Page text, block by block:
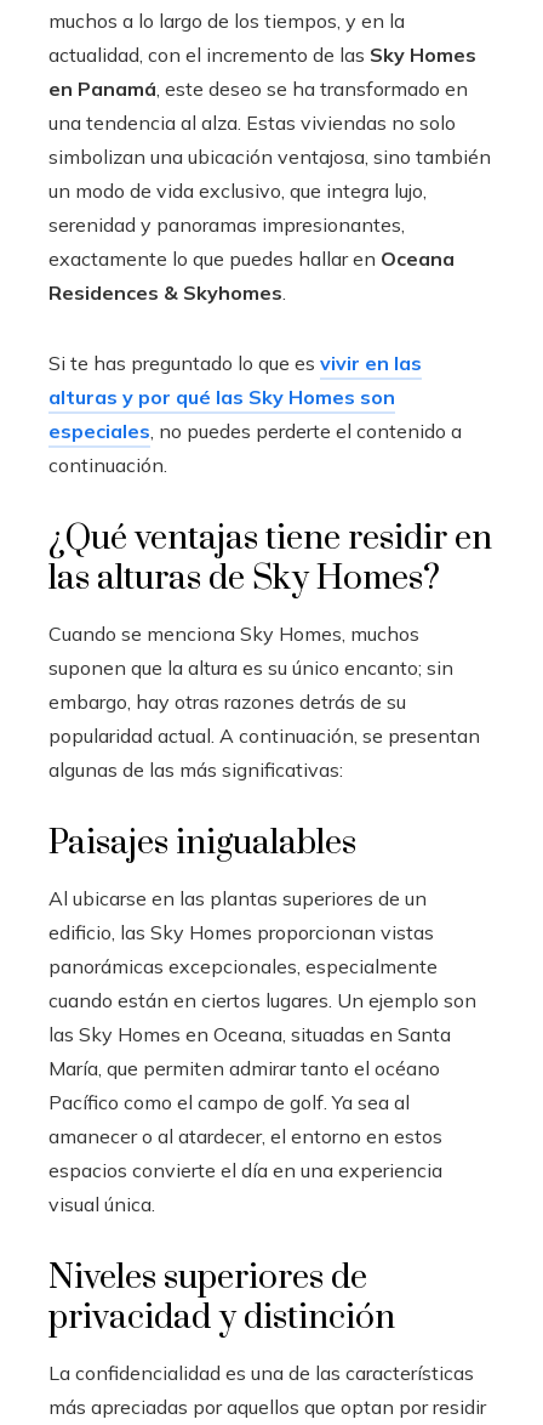
muchos a lo largo de los tiempos, y en la
actualidad, con el incremento de las Sky Homes
en Panamá , este deseo se ha transformado en
una tendencia al alza. Estas viviendas no solo
simbolizan una ubicación ventajosa, sino también
un modo de vida exclusivo, que integra lujo,
serenidad y panoramas impresionantes,
exactamente lo que puedes hallar en Oceana
Residences & Skyhomes
Si te has preguntado lo que es vivir en las
alturas y por qué las Sky Homes son
especiales , no puedes perderte el contenido a
continuación.
¿Qué ventajas tiene residir en
las alturas de Sky Homes?
Cuando se menciona Sky Homes, muchos
suponen que la altura es su único encanto; sin
embargo, hay otras razones detrás de su
popularidad actual. A continuación, se presentan
algunas de las más significativas:
Paisajes inigualables
Al ubicarse en las plantas superiores de un
edificio, las Sky Homes proporcionan vistas
panorámicas excepcionales, especialmente
cuando están en ciertos lugares. Un ejemplo son
las Sky Homes en Oceana, situadas en Santa
María, que permiten admirar tanto el océano
Pacífico como el campo de golf. Ya sea al
amanecer o al atardecer, el entorno en estos
espacios convierte el día en una experiencia
visual única.
Niveles superiores de
privacidad y distinción
La confidencialidad es una de las características
más apreciadas por aquellos que optan por residir